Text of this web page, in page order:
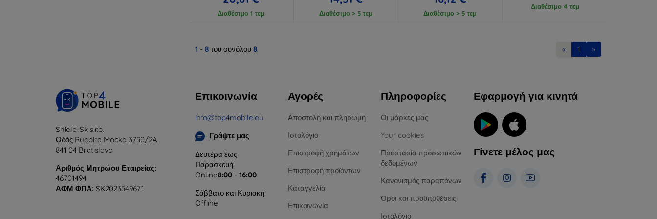
Διαθέσιμο 1 τεμ Διαθέσιμο > 5 τεμ Διαθέσιμο > 5 τεμ
Διαθέσιμο 4 τεμ
1 - 8 του συνόλου 8. « 1 »
Shield-Sk s.r.o.
Οδός Rudolfa Mocka 3750/2A
841 04 Bratislava
Αριθμός Μητρώου Εταιρείας:
46701494
ΑΦΜ ΦΠΑ: SK2023549671
Επικοινωνία
info@top4mobile.eu
Γράψτε μας
Δευτέρα έως
Παρασκευή:
Online8:00 - 16:00
Σάββατο και Κυριακή:
Offline
Αγορές
Αποστολή και πληρωμή
Ιστολόγιο
Επιστροφή χρημάτων
Επιστροφή προϊόντων
Καταγγελία
Επικοινωνία
Πληροφορίες
Οι μάρκες μας
Your cookies
Προστασία προσωπικών
δεδομένων
Κανονισμός παραπόνων
Όροι και προϋποθέσεις
Ιστολόγιο
Εφαρμογή για κινητά
Γίνετε μέλος μας